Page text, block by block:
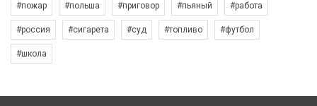
#пожар #польша #приговор #пьяный #работа
#россия #сигарета #суд #топливо #футбол
#школа